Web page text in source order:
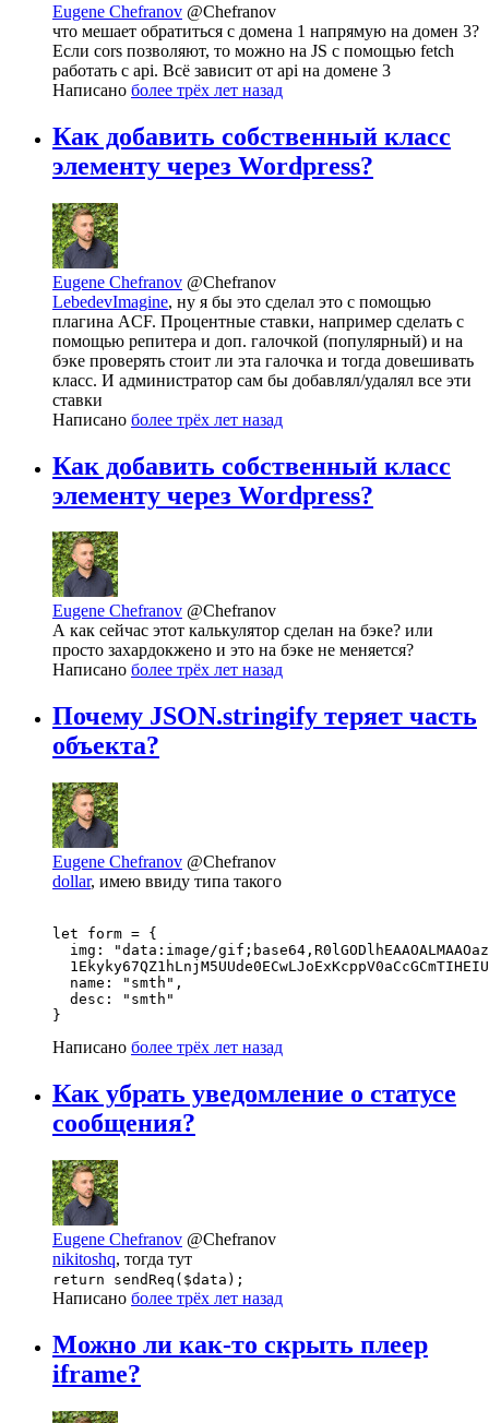
Eugene Chefranov @Chefranov
что мешает обратиться с домена 1 напрямую на домен 3?
Если cors позволяют, то можно на JS с помощью fetch
работать с api. Всё зависит от api на домене 3
Написано более трёх лет назад
Как добавить собственный класс
элементу через Wordpress?
Eugene Chefranov @Chefranov
LebedevImagine, ну я бы это сделал это с помощью
плагина ACF. Процентные ставки, например сделать с
помощью репитера и доп. галочкой (популярный) и на
бэке проверять стоит ли эта галочка и тогда довешивать
класс. И администратор сам бы добавлял/удалял все эти
ставки
Написано более трёх лет назад
Как добавить собственный класс
элементу через Wordpress?
Eugene Chefranov @Chefranov
А как сейчас этот калькулятор сделан на бэке? или
просто захардокжено и это на бэке не меняется?
Написано более трёх лет назад
Почему JSON.stringify теряет часть
объекта?
Eugene Chefranov @Chefranov
dollar, имею ввиду типа такого
let form = {
img: "data:image/
  name: "smth",
  desc: "smth"
}
Написано более трёх лет назад
Как убрать уведомление о статусе
сообщения?
Eugene Chefranov @Chefranov
nikitoshq, тогда тут
return sendReq($data);
Написано более трёх лет назад
Можно ли как-то скрыть плеер
iframe?